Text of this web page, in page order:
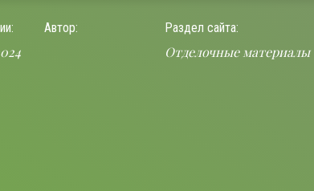
Автор: Раздел сайта:
Отделочные материалы